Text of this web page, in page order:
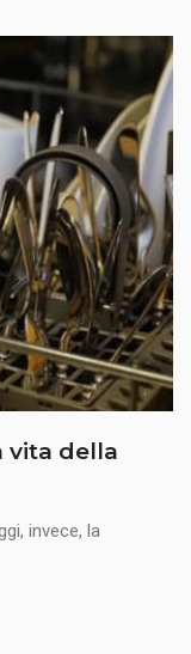
vita della
invece, la